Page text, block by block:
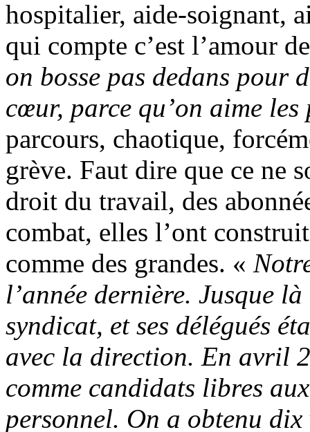
hospitalier, aide-soignant,
qui compte c’est l’amour
on bosse pas dedans pour
cœur, parce qu’on aime les
parcours, chaotique,
grève. Faut dire que ce ne
droit du travail, des
combat, elles l’ont
comme des grandes. «
l’année dernière. Jusque
syndicat, et ses délégués
avec la direction. En avril
comme candidats libres
personnel. On a obtenu